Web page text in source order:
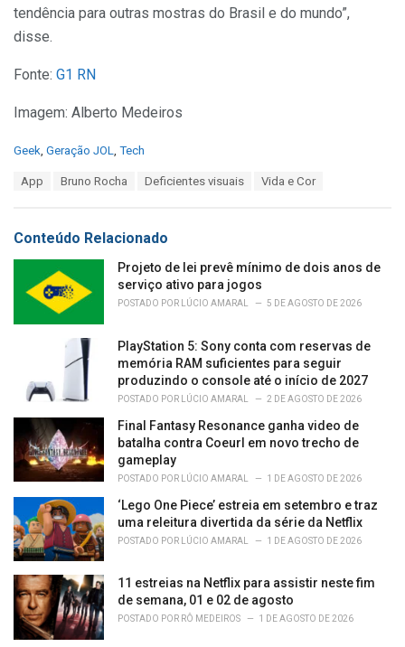
tendência para outras mostras do Brasil e do mundo”,
disse.
Fonte: G1 RN
Imagem: Alberto Medeiros
C
o
r
i
Geek, Geração JOL, Tech
:
App Bruno Rocha Deficientes visuais Vida e Cor
Conteúdo Relacionado
Projeto de lei prevê mínimo de dois anos de
serviço ativo para jogos
POSTADO POR LÚCIO AMARAL 5 DE AGOSTO DE 2026
PlayStation 5: Sony conta com reservas de
memória RAM suficientes para seguir
produzindo o console até o início de 2027
POSTADO POR LÚCIO AMARAL 2 DE AGOSTO DE 2026
Final Fantasy Resonance ganha video de
batalha contra Coeurl em novo trecho de
gameplay
POSTADO POR LÚCIO AMARAL 1 DE AGOSTO DE 2026
‘Lego One Piece’ estreia em setembro e traz
uma releitura divertida da série da Netflix
POSTADO POR LÚCIO AMARAL 1 DE AGOSTO DE 2026
11 estreias na Netflix para assistir neste fim
de semana, 01 e 02 de agosto
POSTADO POR RÔ MEDEIROS 1 DE AGOSTO DE 2026